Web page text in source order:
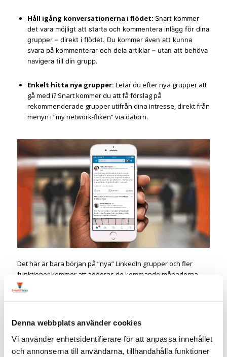
Denna webbplats använder cookies
Vi använder enhetsidentifierare för att anpassa innehållet
och annonserna till användarna, tillhandahålla funktioner
Håll igång konversationerna i flödet: Snart kommer
det vara möjligt att starta och kommentera inlägg för dina
grupper – direkt i flödet. Du kommer även att kunna
svara på kommenterar och dela artiklar – utan att behöva
navigera till din grupp.
Enkelt hitta nya grupper: Letar du efter nya grupper att
gå med i? Snart kommer du att få förslag på
rekommenderade grupper utifrån dina intresse, direkt från
menyn i ”my network-fliken” via datorn.
Det här är bara början på ”nya” LinkedIn grupper och fler
funktioner kommer att adderas de kommande månaderna.
Bl.a bättre verktyg för administratörerna som underlättar
moderering av grupperna.
Över till dig, kommer det här att
innebära att du blir mer aktiv i
grupper på LinkedIn?